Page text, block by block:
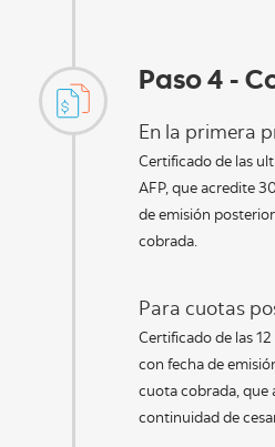
Paso 4 -
En la primera
Certificado de las
AFP, que acredite
de emisión
cobrada.
Para cuotas
Certificado de las
con fecha de
cuota cobrada, que
continuidad de